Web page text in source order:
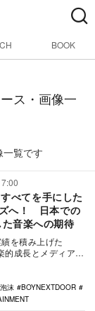
BOOK
ス・画像一
一覧です
べてを手にした
へ！ 日本での
音楽への期待
を積み上げた
的成長とメディア展
沫
BOYNEXTDOOR